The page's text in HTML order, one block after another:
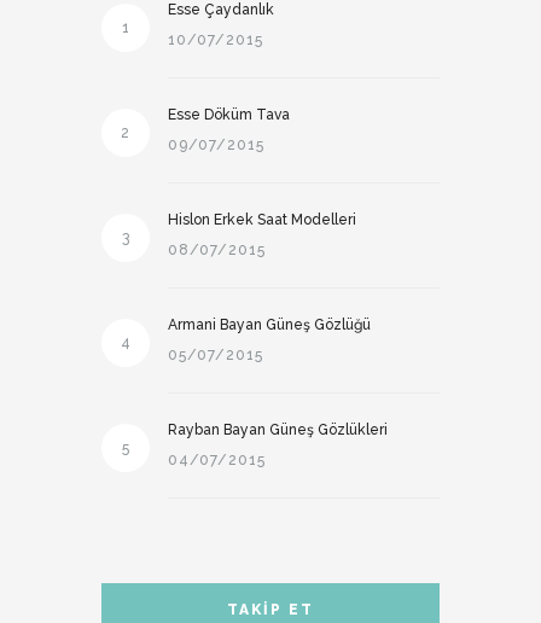
1
Esse Çaydanlık
10/07/2015
2
Esse Döküm Tava
09/07/2015
3
Hislon Erkek Saat Modelleri
08/07/2015
4
Armani Bayan Güneş Gözlüğü
05/07/2015
5
Rayban Bayan Güneş Gözlükleri
04/07/2015
TAKIP ET